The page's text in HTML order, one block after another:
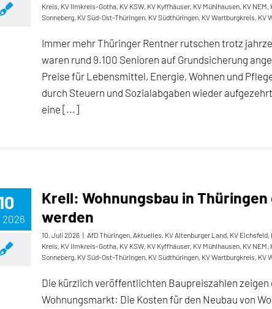
Kreis, KV Ilmkreis-Gotha, KV KSW, KV Kyffhäuser, KV Mühlhausen, KV NEM,
Sonneberg, KV Süd-Ost-Thüringen, KV Südthüringen, KV Wartburgkreis, KV
Immer mehr Thüringer Rentner rutschen trotz
waren rund 9.100 Senioren auf Grundsicherung
Preise für Lebensmittel, Energie, Wohnen und
durch Steuern und Sozialabgaben wieder
eine [...]
2026
Krell: Wohnungsbau in
werden
10. Juli 2026 | AfD Thüringen, Aktuelles, KV Altenburger Land, KV Eichsfeld,
Kreis, KV Ilmkreis-Gotha, KV KSW, KV Kyffhäuser, KV Mühlhausen, KV NEM,
Sonneberg, KV Süd-Ost-Thüringen, KV Südthüringen, KV Wartburgkreis, KV
Die kürzlich veröffentlichten Baupreiszahlen
Wohnungsmarkt: Die Kosten für den Neubau von